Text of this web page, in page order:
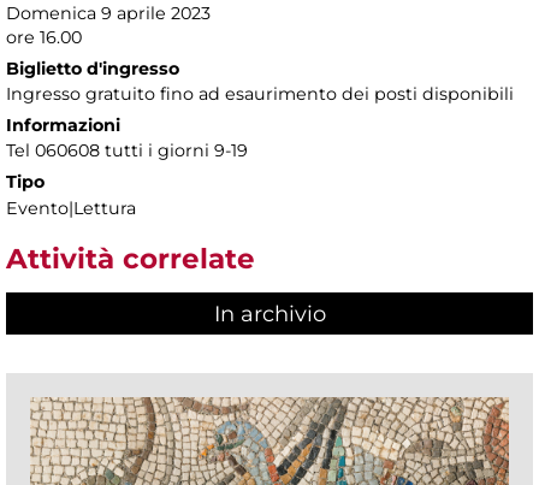
Domenica 9 aprile 2023
ore 16.00
Biglietto d'ingresso
Ingresso gratuito fino ad esaurimento dei posti disponibili
Informazioni
Tel 060608 tutti i giorni 9-19
Tipo
Evento|Lettura
Attività correlate
In archivio